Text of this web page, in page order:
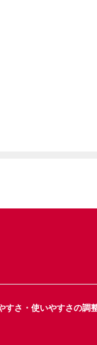
すさ・使いやすさの調